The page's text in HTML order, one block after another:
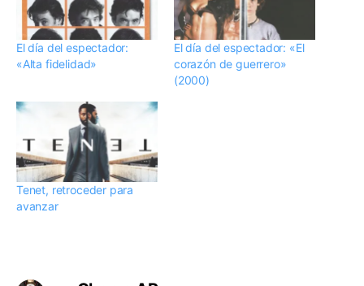
El día del espectador:
«Alta fidelidad»
El día del espectador: «El
corazón de guerrero»
(2000)
Tenet, retroceder para
avanzar